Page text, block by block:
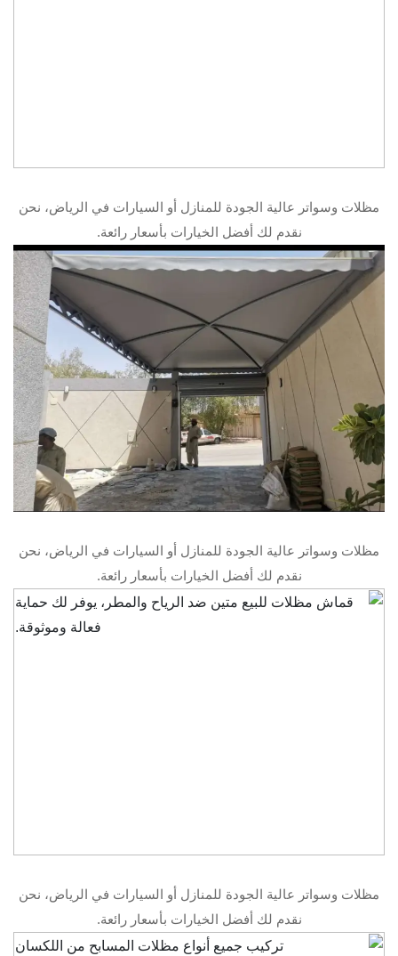
مظلات وسواتر عالية الجودة للمنازل أو السيارات في الرياض، نحن
نقدم لك أفضل الخيارات بأسعار رائعة.
مظلات وسواتر عالية الجودة للمنازل أو السيارات في الرياض، نحن
نقدم لك أفضل الخيارات بأسعار رائعة.
مظلات وسواتر عالية الجودة للمنازل أو السيارات في الرياض، نحن
نقدم لك أفضل الخيارات بأسعار رائعة.